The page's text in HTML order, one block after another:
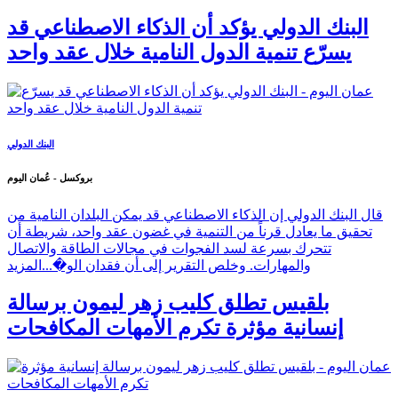
البنك الدولي يؤكد أن الذكاء الاصطناعي قد
يسرّع تنمية الدول النامية خلال عقد واحد
البنك الدولي
بروكسل - عُمان اليوم
قال البنك الدولي إن الذكاء الاصطناعي قد يمكن البلدان النامية من
تحقيق ما يعادل قرناً من التنمية في غضون عقد واحد، شريطة أن
تتحرك بسرعة لسد الفجوات في مجالات الطاقة والاتصال
والمهارات. وخلص التقرير إلى أن فقدان الو�... المزيد
بلقيس تطلق كليب زهر ليمون برسالة
إنسانية مؤثرة تكرم الأمهات المكافحات